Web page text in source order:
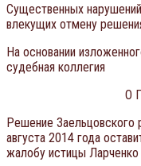
Существенных
влекущих отмену
На основании
судебная коллегия
О
Решение Заельцовского
августа 2014 года
жалобу истицы